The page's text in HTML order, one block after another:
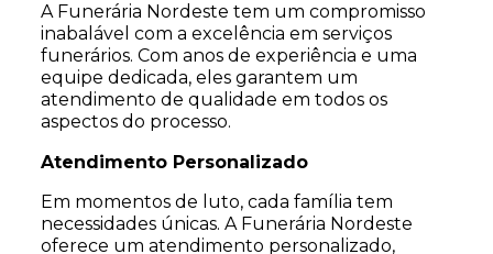
A Funerária Nordeste tem um compromisso
inabalável com a excelência em serviços
funerários. Com anos de experiência e uma
equipe dedicada, eles garantem um
atendimento de qualidade em todos os
aspectos do processo.
Atendimento Personalizado
Em momentos de luto, cada família tem
necessidades únicas. A Funerária Nordeste
oferece um atendimento personalizado,